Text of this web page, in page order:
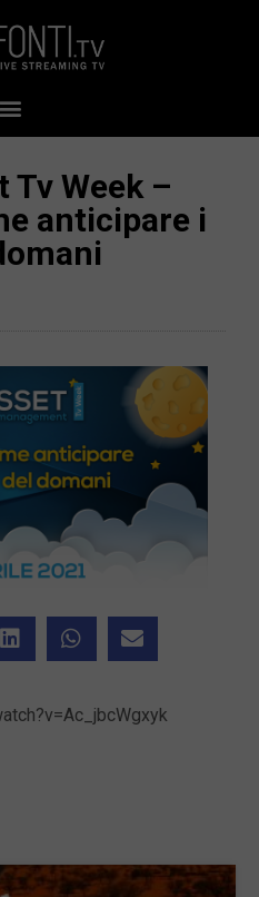
Tv Week –
anticipare i